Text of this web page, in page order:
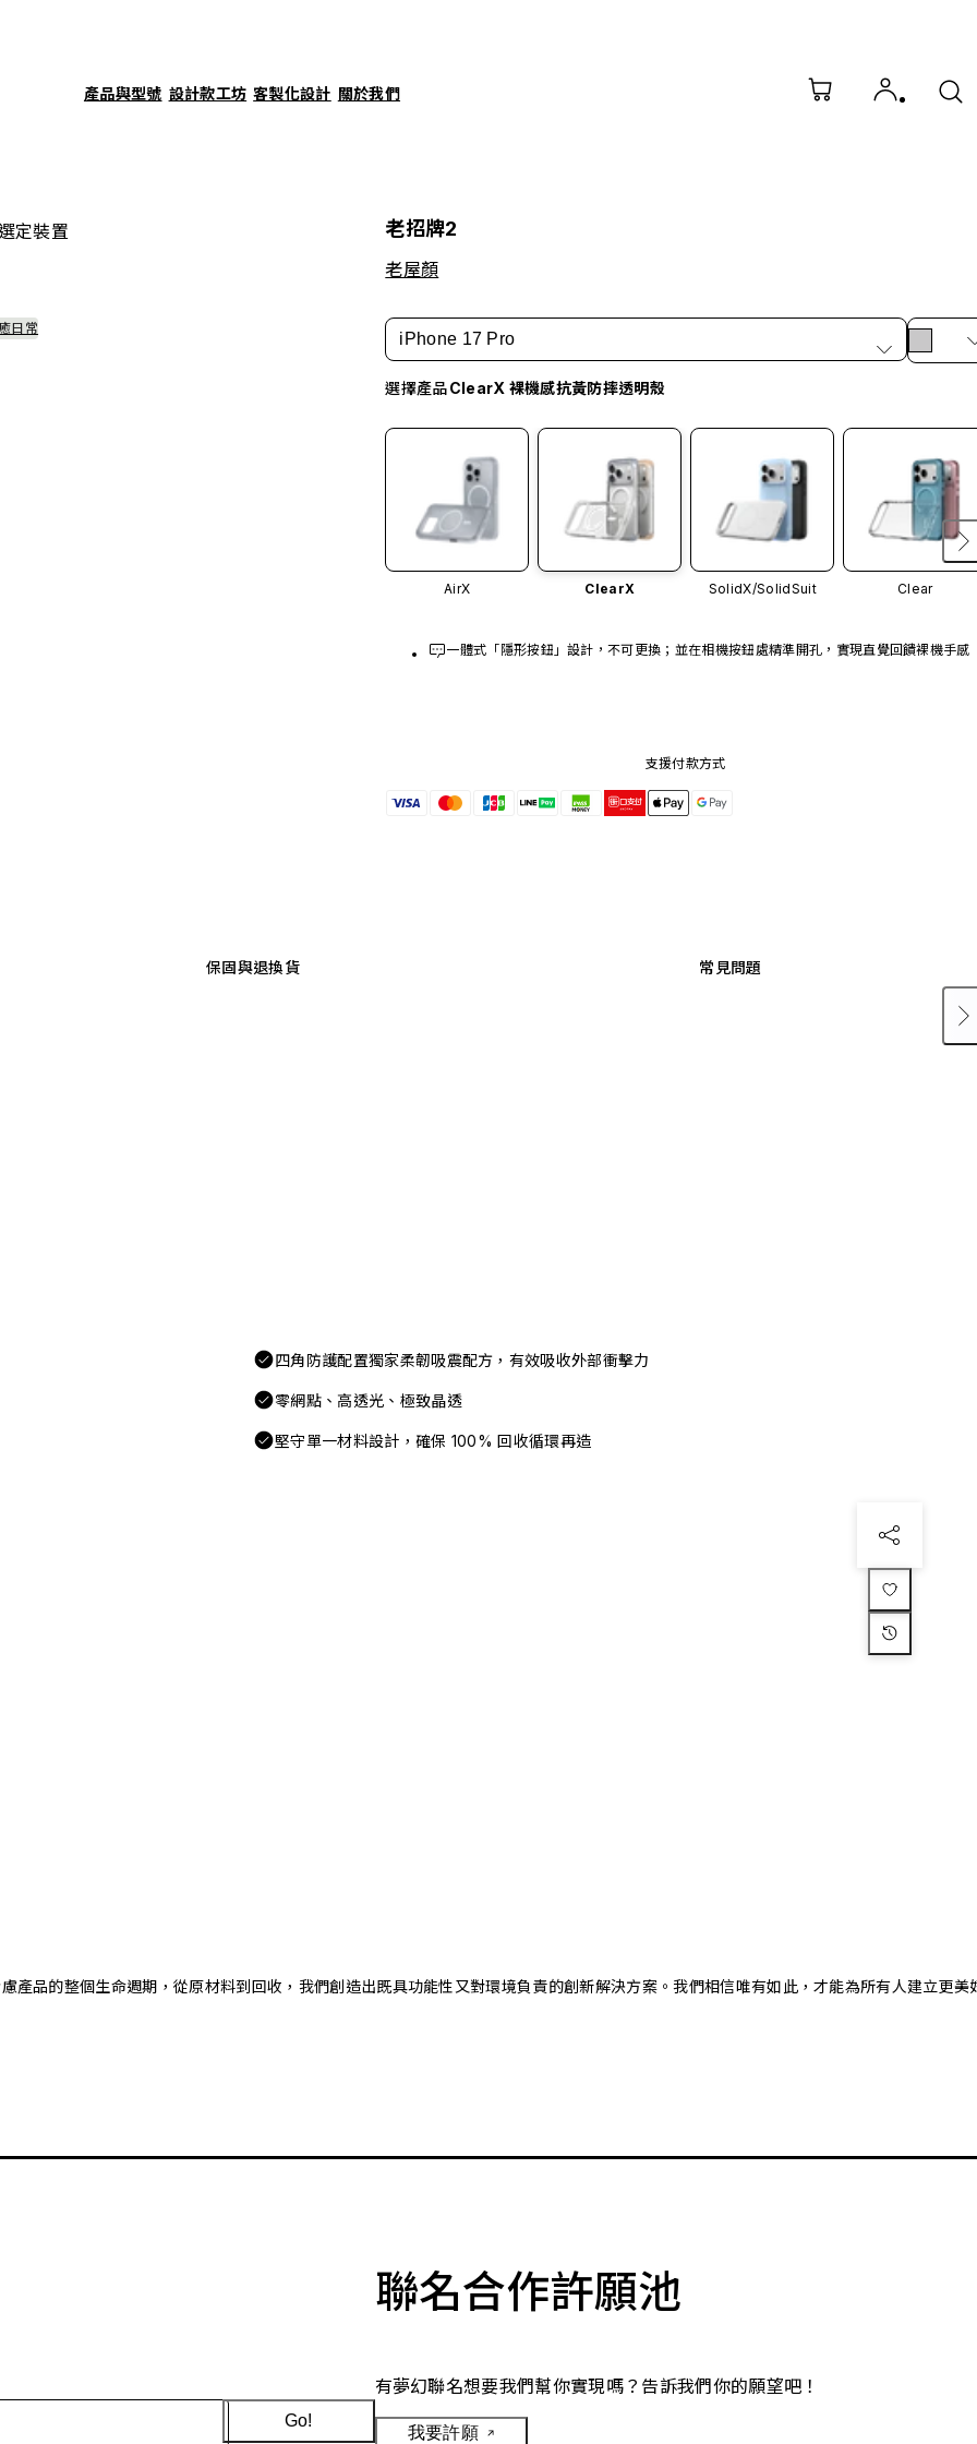
產品與型號 設計款工坊 客製化設計 關於我們
定裝置
日常
老招牌2
老屋顏
iPhone 17 Pro
選擇產品ClearX 裸機感抗黃防摔透明殼
AirX ClearX SolidX/SolidSuit Clear
一體式「隱形按鈕」設計，不可更換；並在相機按鈕處精準開孔，實現直覺回饋裸機手感
支援付款方式
保固與退換貨 常見問題
四角防護配置獨家柔韌吸震配方，有效吸收外部衝擊力
零網點、高透光、極致晶透
堅守單一材料設計，確保 100% 回收循環再造
產品的整個生命週期，從原材料到回收，我們創造出既具功能性又對環境負責的創新解決方案。我們相信唯有如此，才能為所有人建立更美
Go!
聯名合作許願池
有夢幻聯名想要我們幫你實現嗎？告訴我們你的願望吧！
我要許願